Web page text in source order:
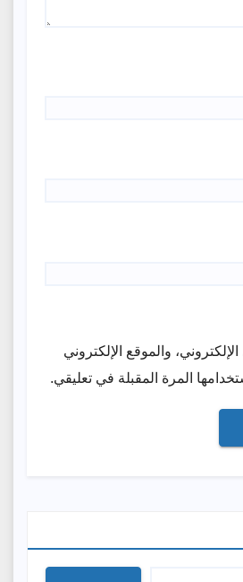
والموقع الإلكتروني
المرة المقبلة في تعليقي.